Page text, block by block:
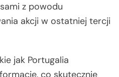
z powodu
akcji w ostatniej tercji
jak Portugalia
co skutecznie